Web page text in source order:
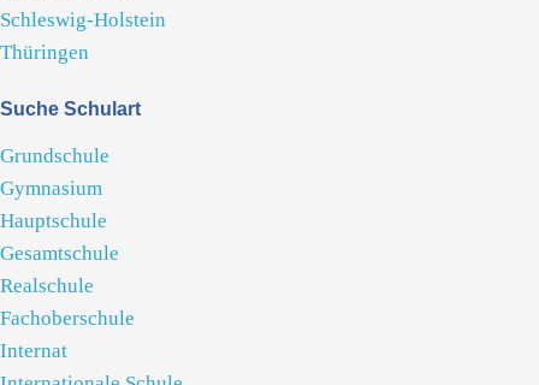
Schleswig-Holstein
Thüringen
Suche Schulart
Grundschule
Gymnasium
Hauptschule
Gesamtschule
Realschule
Fachoberschule
Internat